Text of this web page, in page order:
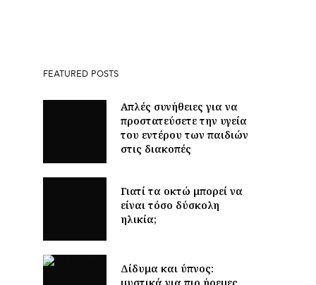
FEATURED POSTS
Απλές συνήθειες για να
προστατεύσετε την υγεία
του εντέρου των παιδιών
στις διακοπές
Γιατί τα οκτώ μπορεί να
είναι τόσο δύσκολη
ηλικία;
Δίδυμα και ύπνος: